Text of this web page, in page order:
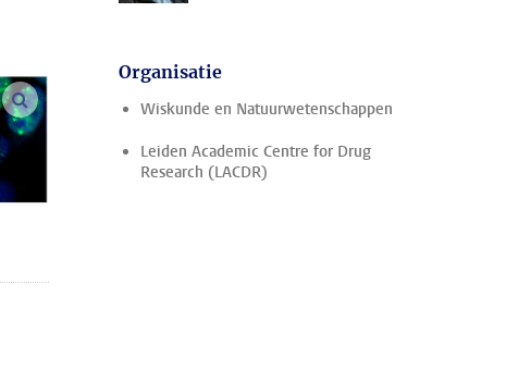
vergroot afbeeldingen
Organisatie
Wiskunde en Natuurwetenschappen
Leiden Academic Centre for Drug
Research (LACDR)